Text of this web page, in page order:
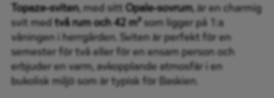
Topaze-sviten, med sitt Opale-sovrum, är en charmig
svit med två rum och 42 m²som ligger på 1:a
våningen i herrgården. Sviten är perfekt för en
semester för två eller för en ensam person och
erbjuder en varm, avkopplande atmosfär i en
bukolisk miljö som är typisk för Baskien.